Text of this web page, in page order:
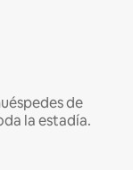
de
la estadía.